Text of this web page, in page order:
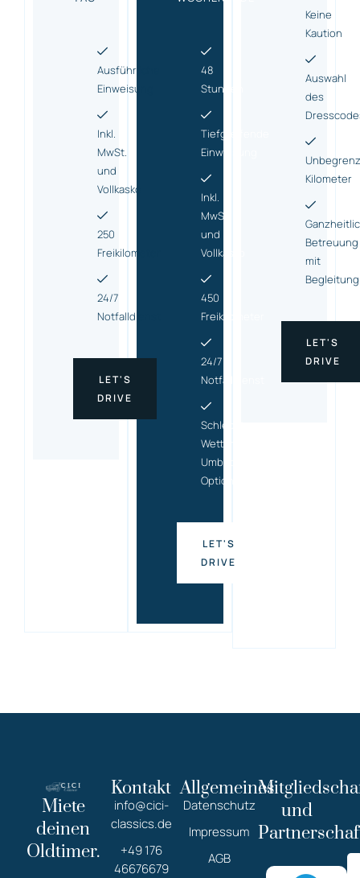
Ausführliche
Einweisung
Inkl.
MwSt.
und
Vollkasko
250
Freikilometer
24/7
Notfalldienst
LET'S
DRIVE
48
Stunden
Tiefgreifende
Einweisung
Inkl.
MwSt.
und
Vollkasko
450
Freikilometer
24/7
Notfalldienst
Schlecht-
Wetter-
Umbuchungs
Option
LET'S
DRIVE
Keine
Kaution
Auswahl
des
Kilometer
Betreuung
mit
Begleitung
LET'S
DRIVE
Miete
deinen
Oldtimer.
Kontakt
info@cici-
classics.de
+49 176
46676679
Allgemeines
Datenschutz
Impressum
AGB
und